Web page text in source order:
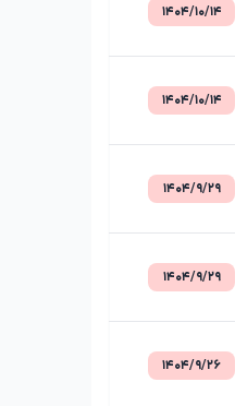
۱۴۰۴/۱۰/۱۴
۱۴۰۴/۱۰/۱۴
۱۴۰۴/۹/۲۹
۱۴۰۴/۹/۲۹
۱۴۰۴/۹/۲۶